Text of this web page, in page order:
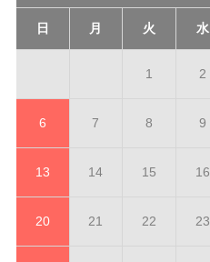
日 月 火 水
1 2
6 7 8 9
13 14 15 16
20 21 22 23